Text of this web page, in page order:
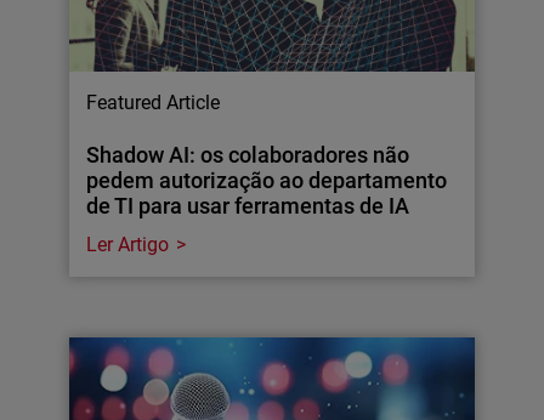
Featured Article
Shadow AI: os colaboradores não
pedem autorização ao departamento
de TI para usar ferramentas de IA
Ler Artigo